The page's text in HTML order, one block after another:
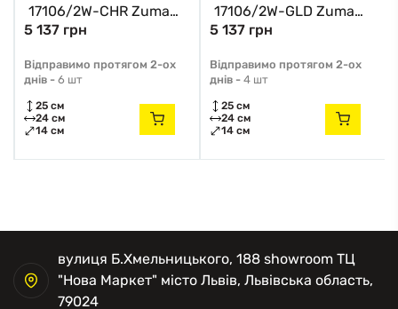
17106/2W-CHR Zuma
Line
5 137 грн
Відправимо протягом 2-ох
днів - 6 шт
25 см
24 см
14 см
17106/2W-GLD Zuma
Line
5 137 грн
Відправимо протягом 2-ох
днів - 4 шт
25 см
24 см
14 см
вулиця Б.Хмельницького, 188 showroom ТЦ
"Нова Маркет" місто Львів, Львівська область,
79024